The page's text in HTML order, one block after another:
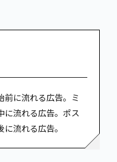
前に流れる広告。ミ
に流れる広告。ポス
流れる広告。